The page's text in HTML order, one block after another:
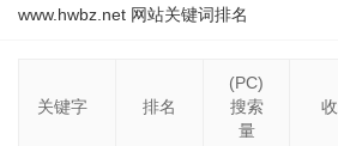
www.hwbz.net 网站关键词排名
关键字 排名
(PC)
搜索
量